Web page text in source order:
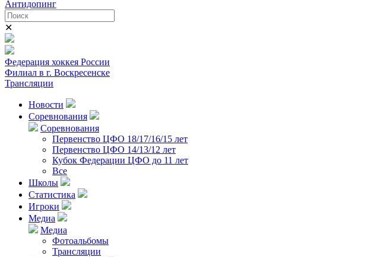
Антидопинг
✕
Федерация хоккея России
Филиал в г. Воскресенске
Трансляции
Новости
Соревнования
Соревнования
Первенство ЦФО 18/17/16/15 лет
Первенство ЦФО 14/13/12 лет
Кубок Федерации ЦФО до 11 лет
Все
Школы
Статистика
Игроки
Медиа
Медиа
Фотоальбомы
Трансляции